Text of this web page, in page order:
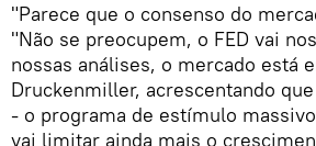
"Parece que o consenso do
"Não se preocupem, o FED vai
nossas análises, o mercado está
Druckenmiller, acrescentando
- o programa de estímulo
vai limitar ainda mais o